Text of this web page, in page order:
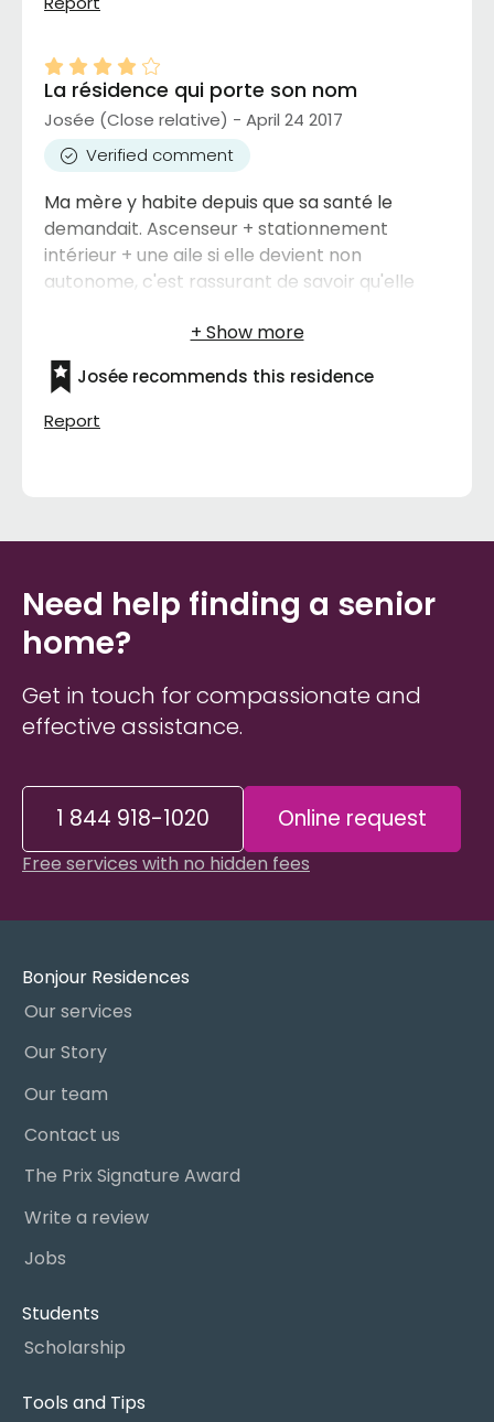
La résidence qui porte son nom
Josée (Close relative) - April 24 2017
Verified comment
Ma mère y habite depuis que sa santé le
demandait. Ascenseur + stationnement
intérieur + une aile si elle devient non
autonome, c'est rassurant de savoir qu'elle
neuf donc c'est beau. J'y ai mangé avec ma
mère à quelques reprises. Point faible: les
repas à la cafétéria c'est un peu dispendieux
autant pour nous que pour ma mère. Faut
Josée recommends this residence
Report
Need help finding a senior
home?
Get in touch for compassionate and
effective assistance.
1 844 918-1020 Online request
Free services with no hidden fees
Bonjour Residences
Our services
Our Story
Our team
Contact us
The Prix Signature Award
Write a review
Jobs
Students
Scholarship
Tools and Tips